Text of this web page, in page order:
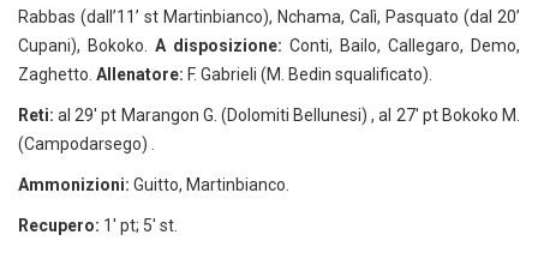
Rabbas (dall’11’ st Martinbianco), Nchama, Calì, Pasquato (dal 20’
Cupani), Bokoko. A disposizione: Conti, Bailo, Callegaro, Demo,
Zaghetto. Allenatore: F. Gabrieli (M. Bedin squalificato).
Reti: al 29′ pt Marangon G. (Dolomiti Bellunesi) , al 27′ pt Bokoko M.
(Campodarsego) .
Ammonizioni: Guitto, Martinbianco.
Recupero: 1′ pt; 5′ st.